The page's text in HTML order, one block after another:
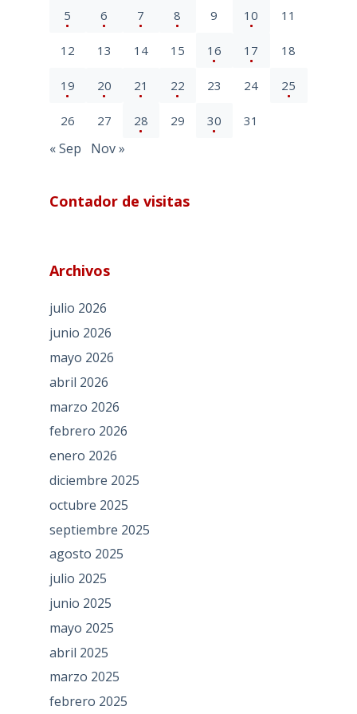
5 6 7 8 9 10 11
12 13 14 15 16 17 18
19 20 21 22 23 24 25
26 27 28 29 30 31
« Sep Nov »
Contador de visitas
Archivos
julio 2026
junio 2026
mayo 2026
abril 2026
marzo 2026
febrero 2026
enero 2026
diciembre 2025
octubre 2025
septiembre 2025
agosto 2025
julio 2025
junio 2025
mayo 2025
abril 2025
marzo 2025
febrero 2025